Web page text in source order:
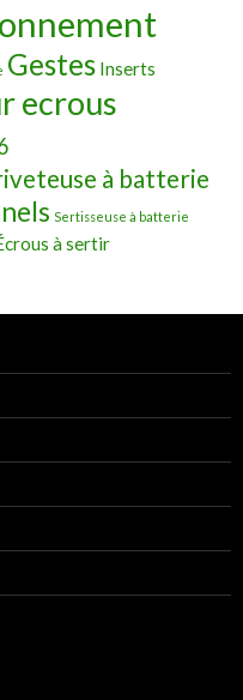
Gestes Inserts
ecrous
à batterie
Sertisseuse à batterie
à sertir